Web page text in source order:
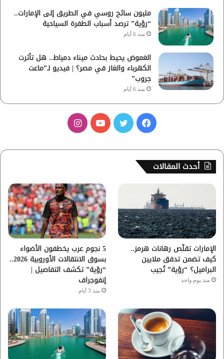
مليون سائح روسي في الطريق إلى الإمارات..
“رؤية” ترصد أسباب الطفرة السياحية
منذ 6 أيام
الغموض يحيط بحادث ميناء دمياط.. هل تأثرت
الكهرباء والغاز في مصر؟ | فيديو لـ”ماعت
جروب”
منذ 6 أيام
س
ب
ك
ي
و
ب
ت
ق
ر
م
أحدث المقالات
الإمارات تقلّص رهانات هرمز..
كيف تضمن تدفق ملايين
البراميل؟ “رؤية” تُجيب
منذ يوم واحد
5 نجوم عرب يخطفون الأضواء
بسوق الانتقالات الأوروبية 2026..
“رؤية” تكشف التفاصيل |
إنفوجراف
منذ 3 أيام